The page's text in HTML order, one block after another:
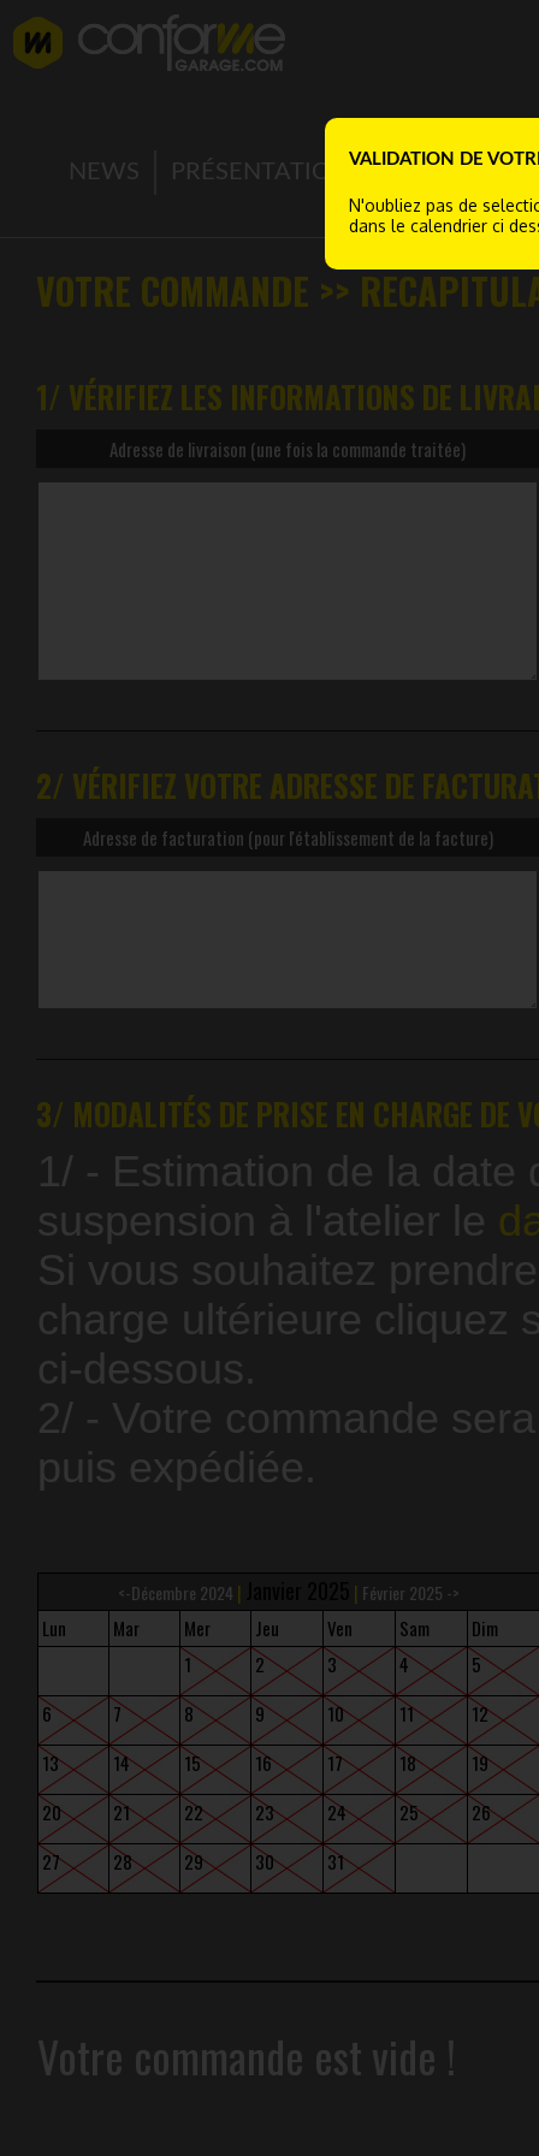
NEWS PRÉSENTATION ENTRETIEN
VOTRE COMMANDE >>
1/ VÉRIFIEZ LES INFORMATIONS DE
Adresse de livraison (une fois la commande traitée)
2/ VÉRIFIEZ VOTRE ADRESSE DE
Adresse de facturation (pour l'établissement de la facture)
3/ MODALITÉS DE PRISE EN CHARGE DE
1/ - Estimation de la date
suspension à l'atelier le
Si vous souhaitez
charge ultérieure cliquez
ci-dessous.
2/ - Votre commande
puis expédiée.
<-Décembre 2024 | | Février 2025 ->
Lun Mar Mer Jeu Ven Sam
Dim
1
2 3 4
5
6
7 8 9 10 11
12
13
14 15 16 17 18
19
20
21 22 23 24 25
26
27
28 29 30 31
Votre commande est vide !
VALIDATION DE
N'oubliez pas de
dans le calendrier ci